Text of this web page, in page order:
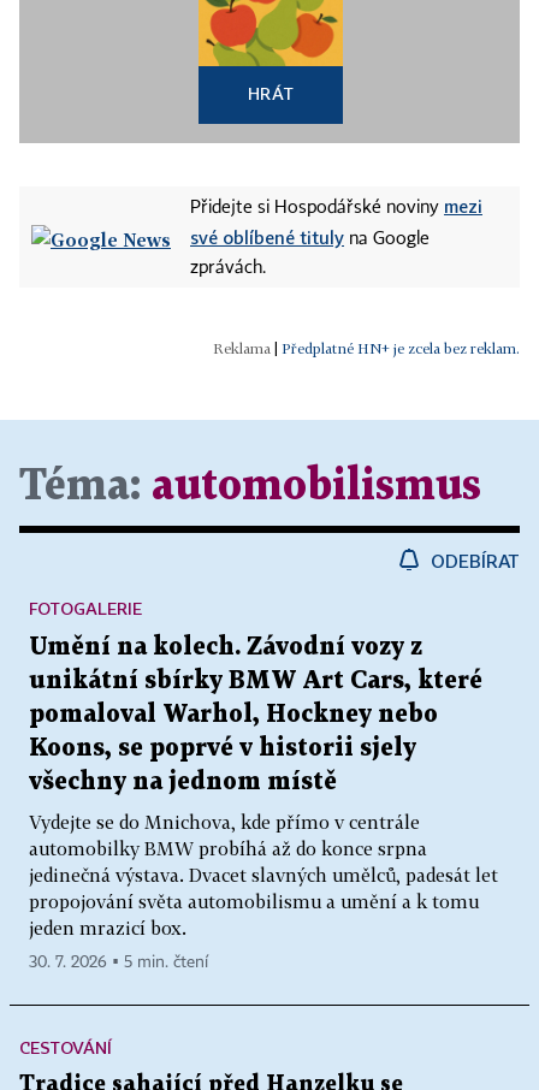
HRÁT
Přidejte si Hospodářské noviny mezi
své oblíbené tituly na Google
zprávách.
Předplatné HN+ je zcela bez reklam.
Téma: automobilismus
ODEBÍRAT
Umění na kolech. Závodní vozy z
unikátní sbírky BMW Art Cars, které
pomaloval Warhol, Hockney nebo
Koons, se poprvé v historii sjely
všechny na jednom místě
Vydejte se do Mnichova, kde přímo v centrále
automobilky BMW probíhá až do konce srpna
jedinečná výstava. Dvacet slavných umělců, padesát let
propojování světa automobilismu a umění a k tomu
jeden mrazicí box.
FOTOGALERIE
30. 7. 2026 ▪ 5 min. čtení
CESTOVÁNÍ
Tradice sahající před Hanzelku se